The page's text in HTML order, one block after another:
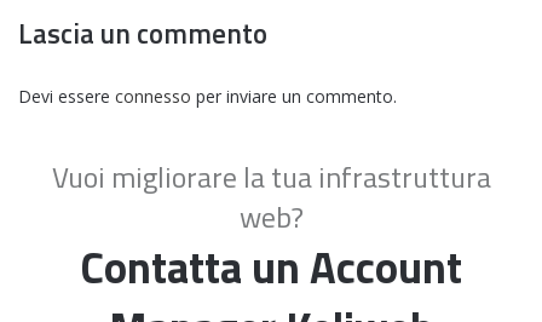
Lascia un commento
Devi essere connesso per inviare un commento.
Vuoi migliorare la tua infrastruttura
web?
Contatta un Account